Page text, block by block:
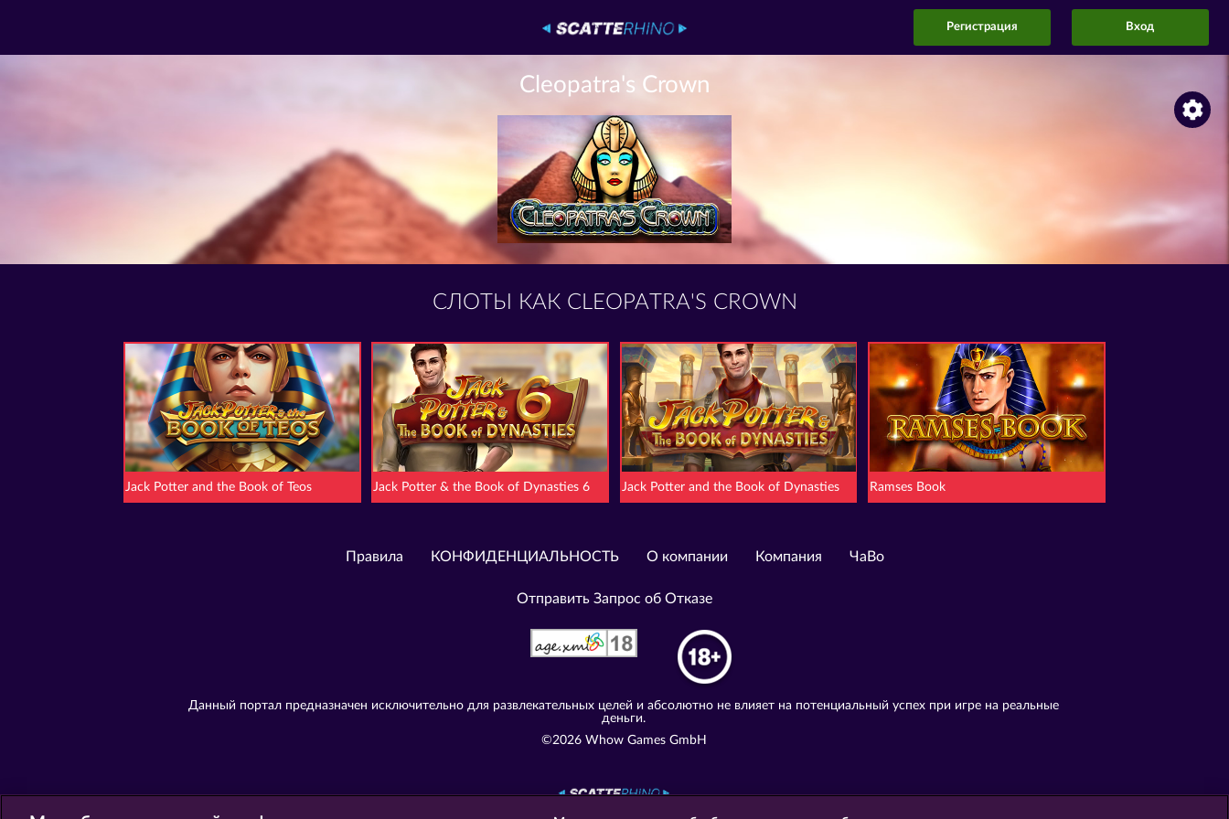
Регистрация Вход
Cleopatra's Crown
СЛОТЫ КАК CLEOPATRA'S CROWN
Jack Potter and the Book of Teos Jack Potter & the Book of Dynasties 6 Jack Potter and the Book of Dynasties Ramses Book
Правила КОНФИДЕНЦИАЛЬНОСТЬ О компании Компания ЧаВо
Отправить Запрос об Отказе
Данный портал предназначен исключительно для развлекательных целей и абсолютно не влияет на потенциальный успех при игре на реальные
деньги.
©2026 Whow Games GmbH